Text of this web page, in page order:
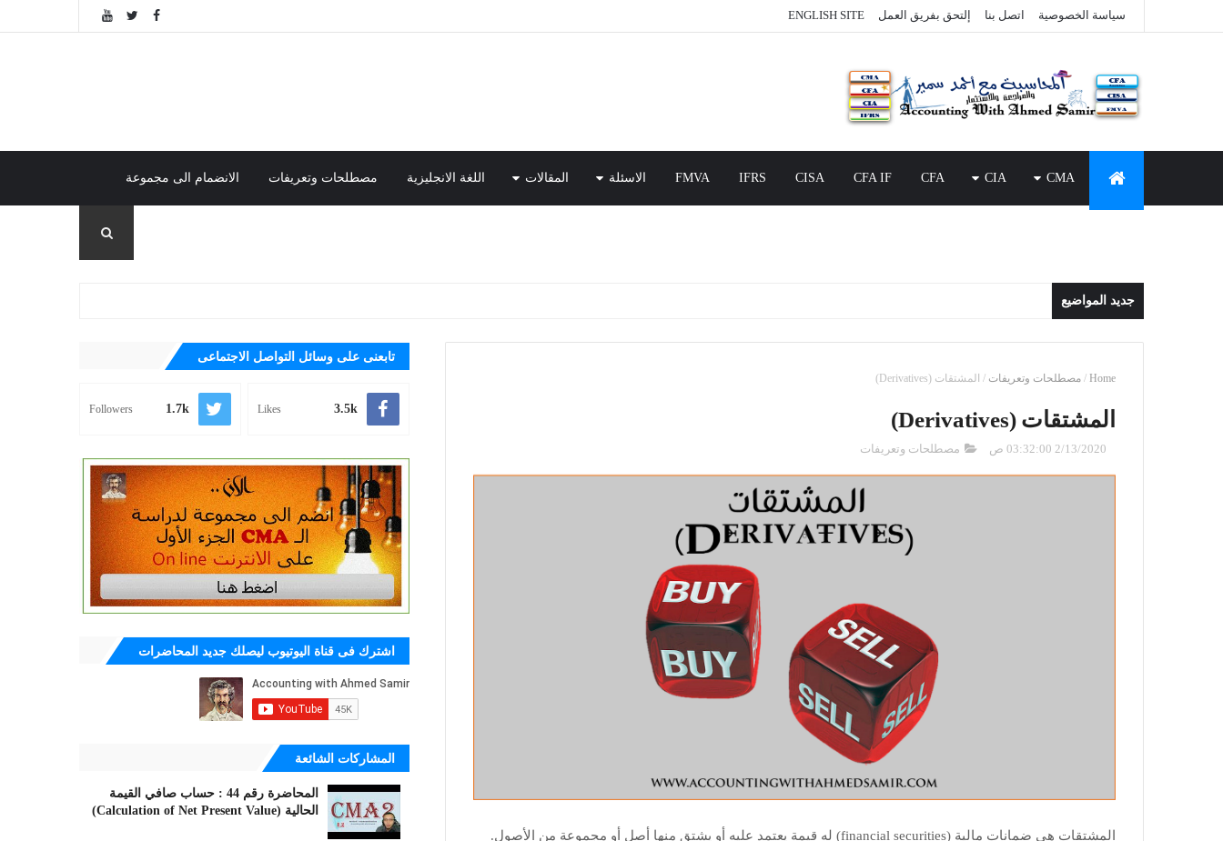
سياسة الخصوصية اتصل بنا إلتحق بفريق العمل ENGLISH SITE
CMA
CIA
CFA
CFA IF
CISA
IFRS
FMVA الاسئلة المقالات اللغة الانجليزية مصطلحات وتعريفات الانضمام الى مجموعة
جديد المواضيع
Home
/ مصطلحات وتعريفات / المشتقات (Derivatives)
المشتقات (Derivatives)
2/13/2020 03:32:00 ص مصطلحات وتعريفات
المشتقات هى ضمانات مالية (financial securities) له قيمة يعتمد عليه أو يشتق منها أصل أو مجموعة من الأصول.
تابعنى على وسائل التواصل الاجتماعى
3.5k
Likes
1.7k
Followers
اشترك فى قناة اليوتيوب ليصلك جديد المحاضرات
المشاركات الشائعة
المحاضرة رقم 44 : حساب صافي القيمة
الحالية (Calculation of Net Present Value)